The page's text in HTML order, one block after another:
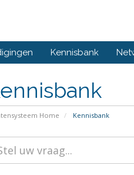
Kennisbank
Home Kennisbank